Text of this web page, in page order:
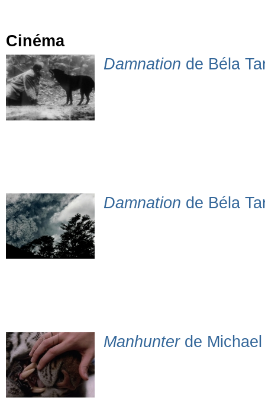
Cinéma
Damnation de Béla
Damnation de Béla
Manhunterde Michael